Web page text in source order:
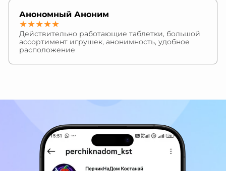
Анономный Аноним
★★★★★
Действительно работающие таблетки, большой
ассортимент игрушек, анонимность, удобное
расположение